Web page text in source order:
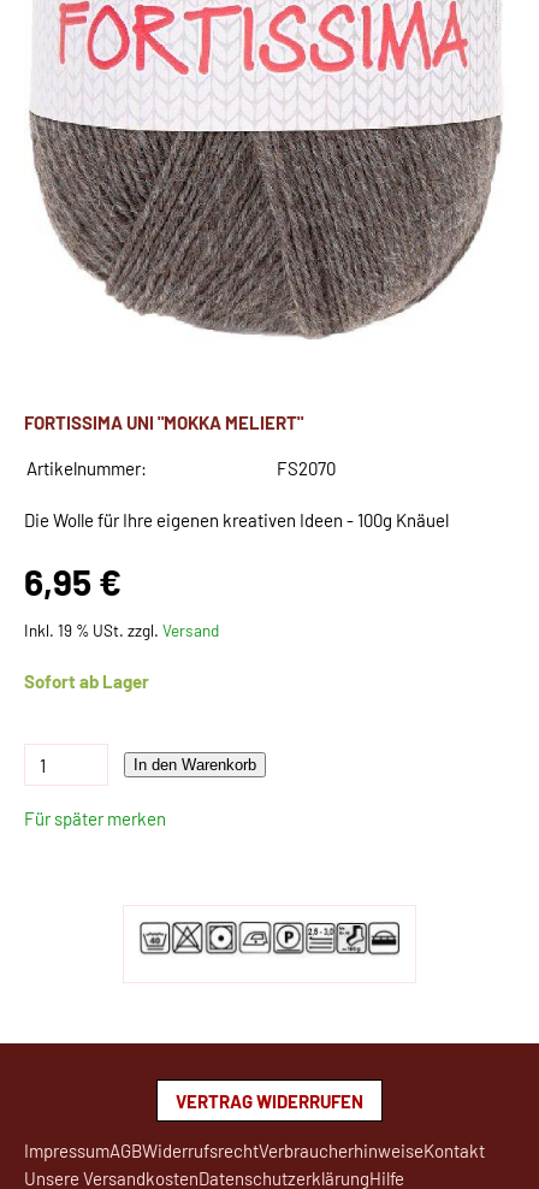
FORTISSIMA UNI "MOKKA MELIERT"
Artikelnummer: FS2070
Die Wolle für Ihre eigenen kreativen Ideen - 100g Knäuel
6,95 €
Inkl. 19 % USt. zzgl. Versand
Sofort ab Lager
In den Warenkorb
Für später merken
VERTRAG WIDERRUFEN
ImpressumAGBWiderrufsrechtVerbraucherhinweiseKontakt
Unsere VersandkostenDatenschutzerklärungHilfe